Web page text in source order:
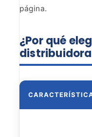
página.
¿Por qué